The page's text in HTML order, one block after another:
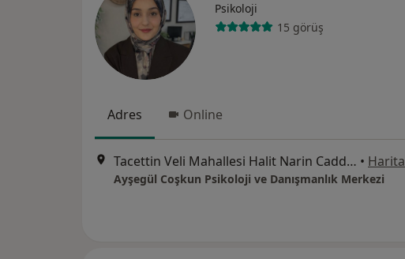
Psikoloji
15 görüş
Adres Online
Tacettin Veli Mahallesi Halit Narin Caddesi Hacı Velet Sokak No:3 Bahadır Plaza, Kayseri • Harita
Ayşegül Coşkun Psikoloji ve Danışmanlık Merkezi